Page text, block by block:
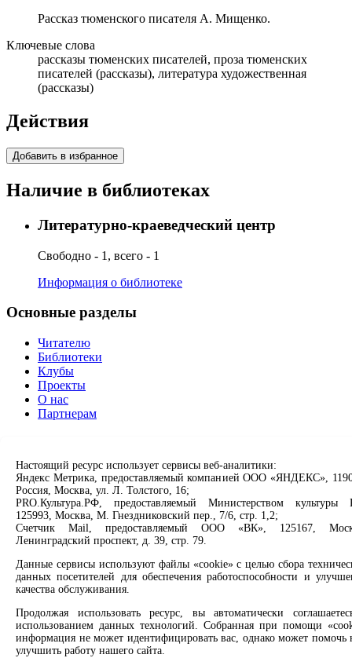
Рассказ тюменского писателя А. Мищенко.
Ключевые слова
рассказы тюменских писателей, проза тюменских
писателей (рассказы), литература художественная
(рассказы)
Действия
Добавить в избранное
Наличие в библиотеках
Литературно-краеведческий центр
Свободно - 1, всего - 1
Информация о библиотеке
Основные разделы
Читателю
Библиотеки
Клубы
Проекты
О нас
Партнерам
Продлить книгу
Спроси библиотекаря
Спроси краеведа
Оцените качество услуг
Направить обращение директору
Соцсети
Вконтакте
Max
Rutube
Настоящий ресурс использует сервисы веб-аналитики:
Яндекс Метрика, предоставляемый компанией ООО «ЯНДЕКС»,
Россия, Москва, ул. Л. Толстого, 16;
PRO.Культура.РФ, предоставляемый Министерством культуры
125993, Москва, М. Гнездниковский пер., 7/6, стр. 1,2;
Счетчик Mail, предоставляемый ООО «ВК», 125167,
Ленинградский проспект, д. 39, стр. 79.
Данные сервисы используют файлы «cookie» с целью сбора
данных посетителей для обеспечения работоспособности и
качества обслуживания.
Продолжая использовать ресурс, вы автоматически
использованием данных технологий. Собранная при помощи
информация не может идентифицировать вас, однако может помочь
улучшить работу нашего сайта.